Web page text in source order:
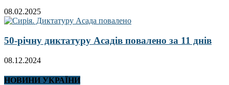
08.02.2025
50-річну диктатуру Асадів повалено за 11 днів
08.12.2024
НОВИНИ УКРАЇНИ